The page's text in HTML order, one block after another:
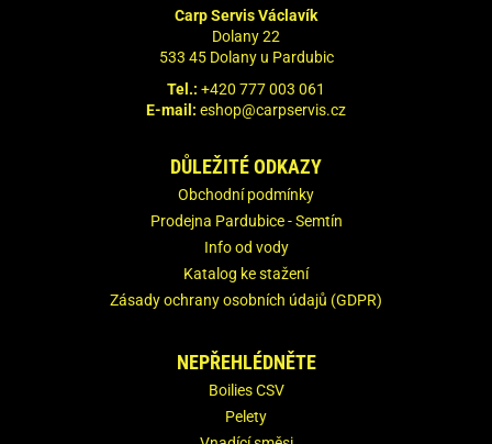
Carp Servis Václavík
Dolany 22
533 45 Dolany u Pardubic
Tel.: +420 777 003 061
E-mail: eshop@carpservis.cz
DŮLEŽITÉ ODKAZY
Obchodní podmínky
Prodejna Pardubice - Semtín
Info od vody
Katalog ke stažení
Zásady ochrany osobních údajů (GDPR)
NEPŘEHLÉDNĚTE
Boilies CSV
Pelety